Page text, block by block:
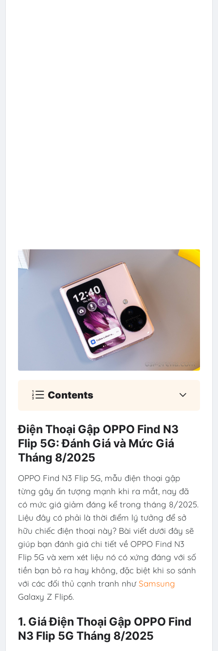
Contents
Điện Thoại Gập OPPO Find N3
Flip 5G: Đánh Giá và Mức Giá
Tháng 8/2025
OPPO Find N3 Flip 5G, mẫu điện thoại gập
từng gây ấn tượng mạnh khi ra mắt, nay đã
có mức giá giảm đáng kể trong tháng 8/2025.
Liệu đây có phải là thời điểm lý tưởng để sở
hữu chiếc điện thoại này? Bài viết dưới đây sẽ
giúp bạn đánh giá chi tiết về OPPO Find N3
Flip 5G và xem xét liệu nó có xứng đáng với số
tiền bạn bỏ ra hay không, đặc biệt khi so sánh
với các đối thủ cạnh tranh nhưSamsung
Galaxy Z Flip6.
1. Giá Điện Thoại Gập OPPO Find
N3 Flip 5G Tháng 8/2025